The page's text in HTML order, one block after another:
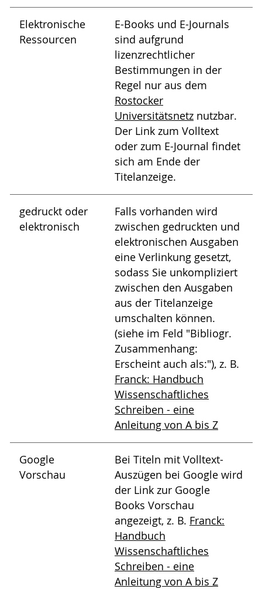
Elektronische
Ressourcen
E-Books und E-Journals
sind aufgrund
lizenzrechtlicher
Bestimmungen in der
Regel nur aus dem
Rostocker
Universitätsnetz nutzbar.
Der Link zum Volltext
oder zum E-Journal findet
sich am Ende der
Titelanzeige.
gedruckt oder
elektronisch
Falls vorhanden wird
zwischen gedruckten und
elektronischen Ausgaben
eine Verlinkung gesetzt,
sodass Sie unkompliziert
zwischen den Ausgaben
aus der Titelanzeige
umschalten können.
(siehe im Feld "Bibliogr.
Zusammenhang:
Erscheint auch als:"), z. B.
Franck: Handbuch
Wissenschaftliches
Schreiben - eine
Anleitung von A bis Z
Google
Vorschau
Bei Titeln mit Volltext-
Auszügen bei Google wird
der Link zur Google
Books Vorschau
angezeigt, z. B. Franck:
Handbuch
Wissenschaftliches
Schreiben - eine
Anleitung von A bis Z